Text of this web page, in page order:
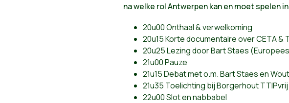
na welke rol Antwerpen kan en moet spelen
20u00 Onthaal & verwelkoming
20u15 Korte documentaire over CETA &
20u25 Lezing door Bart Staes
21u00 Pauze
21u15 Debat met o.m. Bart Staes en
21u35 Toelichting bij Borgerhout
22u00 Slot en nabbabel